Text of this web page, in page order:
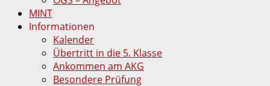
MINT
Informationen
Kalender
Übertritt in die 5. Klasse
Ankommen am AKG
Besondere Prüfung